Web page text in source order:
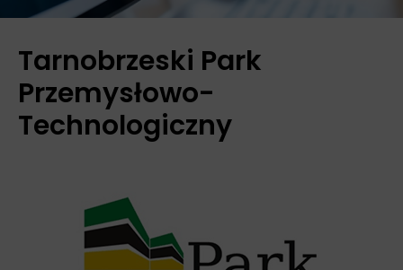
Tarnobrzeski Park
Przemysłowo-
Technologiczny